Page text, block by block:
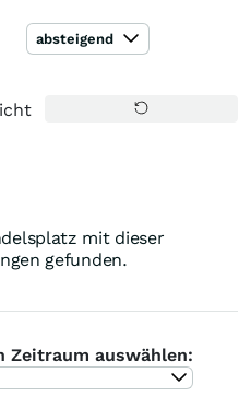
absteigend
mit dieser
gefunden.
Zeitraum auswählen: